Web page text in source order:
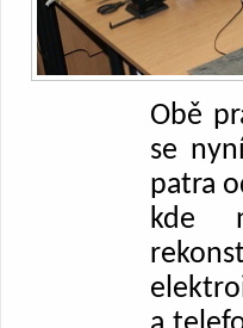
Obě
se
patra
kde